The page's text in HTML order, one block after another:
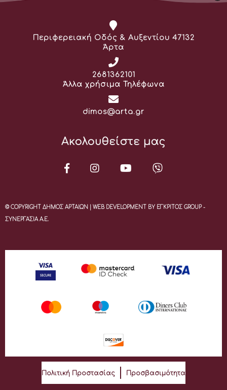
Διεύθυνση:
Περιφερειακή Οδός & Αυξεντίου 47132
Άρτα
Τηλέφωνο:
2681362101
Άλλα χρήσιμα Τηλέφωνα
Email:
dimos@arta.gr
Ακολουθείστε μας
© COPYRIGHT ΔΗΜΟΣ ΑΡΤΑΙΩΝ | WEB DEVELOPMENT BY ΕΓΚΡΙΤΟΣ GROUP -
ΣΥΝΕΡΓΑΣΙΑ Α.Ε.
Πολιτική Προστασίας Προσβασιμότητα